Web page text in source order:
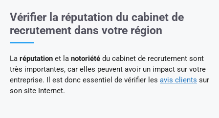
Vérifier la réputation du cabinet de
recrutement dans votre région
La réputation et la notoriété du cabinet de recrutement sont
très importantes, car elles peuvent avoir un impact sur votre
entreprise. Il est donc essentiel de vérifier les avis clients sur
son site Internet.